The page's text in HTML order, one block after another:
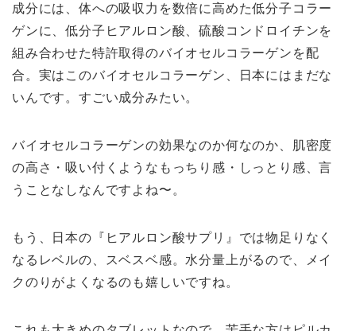
成分には、体への吸収力を数倍に高めた低分子コラー
ゲンに、低分子ヒアルロン酸、硫酸コンドロイチンを
組み合わせた特許取得のバイオセルコラーゲンを配
合。実はこのバイオセルコラーゲン、日本にはまだな
いんです。すごい成分みたい。
バイオセルコラーゲンの効果なのか何なのか、肌密度
の高さ・吸い付くようなもっちり感・しっとり感、言
うことなしなんですよね〜。
もう、日本の『ヒアルロン酸サプリ』では物足りなく
なるレベルの、スベスベ感。水分量上がるので、メイ
クのりがよくなるのも嬉しいですね。